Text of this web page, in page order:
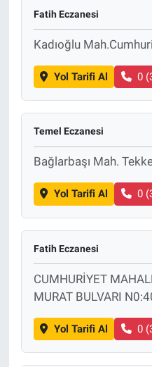
Fatih Eczanesi
Kadıoğlu
Yol Tarifi Al 0
Temel Eczanesi
Bağlarbaşı Mah.
Yol Tarifi Al 0
Fatih Eczanesi
CUMHURİYET
MURAT BULVARI
Yol Tarifi Al 0